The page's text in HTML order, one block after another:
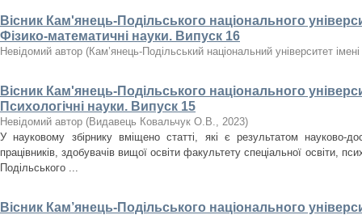
Вісник Кам'янець-Подільського національного
Фізико-математичні науки. Випуск 16
Невідомий автор (Кам’янець-Подільський національний університет
Вісник Кам'янець-Подільського національного
Психологічні науки. Випуск 15
Невідомий автор (Видавець Ковальчук О.В., 2023)
У науковому збірнику вміщено статті, які є результатом науково-
працівників, здобувачів вищої освіти факультету спеціальної освіти,
Подільського ...
Вісник Кам’янець-Подільського національного